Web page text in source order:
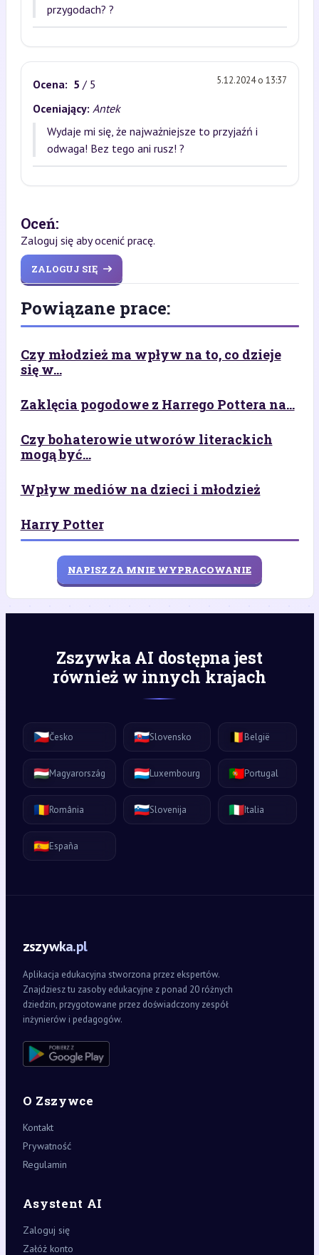
przygodach? ?
Ocena: 5 / 5 5.12.2024 o 13:37
Oceniający: Antek
Wydaje mi się, że najważniejsze to przyjaźń i
odwaga! Bez tego ani rusz! ?
Oceń:
Zaloguj się aby ocenić pracę.
ZALOGUJ SIĘ
Powiązane prace:
Czy młodzież ma wpływ na to, co dzieje
się w...
Zaklęcia pogodowe z Harrego Pottera na...
Czy bohaterowie utworów literackich
mogą być...
Wpływ mediów na dzieci i młodzież
Harry Potter
NAPISZ ZA MNIE WYPRACOWANIE
Zszywka AI dostępna jest
również w innych krajach
🇨🇿Česko 🇸🇰Slovensko 🇧🇪België
🇭🇺Magyarország 🇱🇺Luxembourg 🇵🇹Portugal
🇷🇴România 🇸🇮Slovenija 🇮🇹Italia
🇪🇸España
zszywka.pl
Aplikacja edukacyjna stworzona przez ekspertów.
Znajdziesz tu zasoby edukacyjne z ponad 20 różnych
dziedzin, przygotowane przez doświadczony zespół
inżynierów i pedagogów.
O Zszywce
Kontakt
Prywatność
Regulamin
Asystent AI
Zaloguj się
Załóż konto